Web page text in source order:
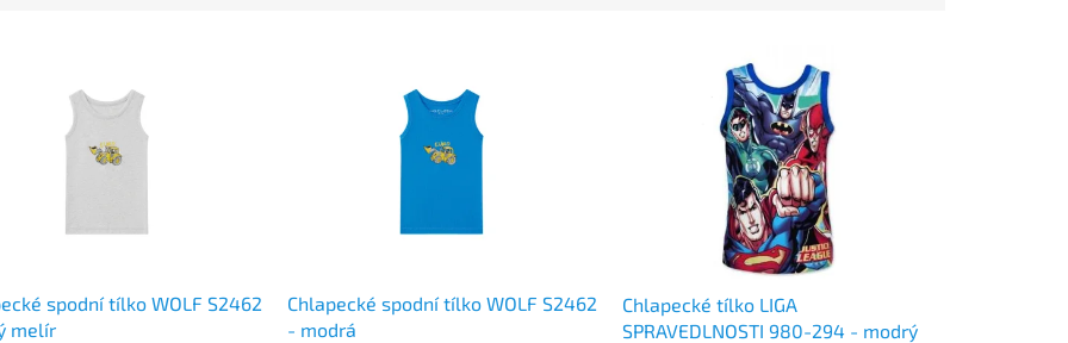
spodní tílko WOLF S2462
melír
Chlapecké spodní tílko WOLF S2462
- modrá
Chlapecké tílko LIGA
SPRAVEDLNOSTI 980-294 - modrý